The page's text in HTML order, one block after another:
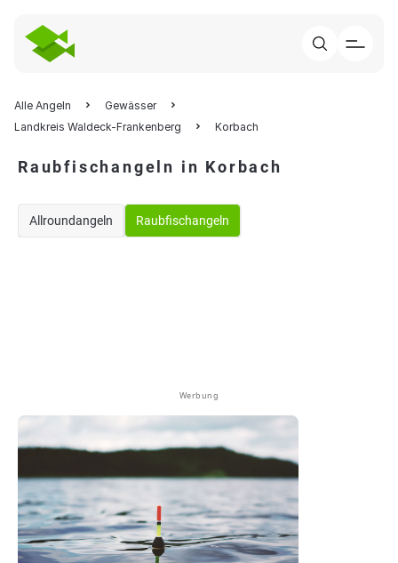
Alle Angeln
Gewässer
Landkreis Waldeck-Frankenberg
Korbach
Raubfischangeln in Korbach
Allroundangeln Raubfischangeln
Werbung